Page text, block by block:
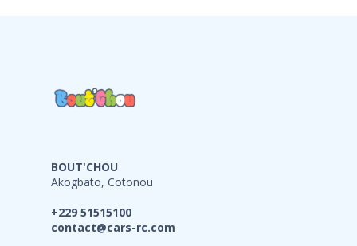
BOUT'CHOU
Akogbato, Cotonou
+229 51515100
contact@cars-rc.com